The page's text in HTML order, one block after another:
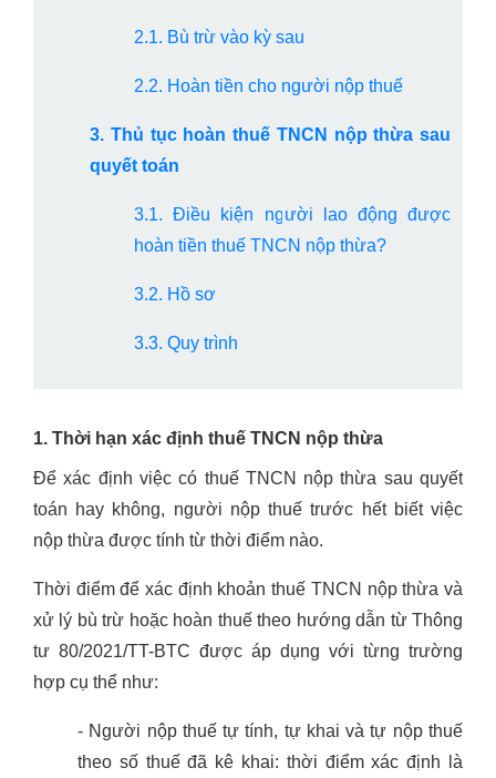
2.1. Bù trừ vào kỳ sau
2.2. Hoàn tiền cho người nộp thuế
3. Thủ tục hoàn thuế TNCN nộp thừa sau
quyết toán
3.1. Điều kiện người lao động được
hoàn tiền thuế TNCN nộp thừa?
3.2. Hồ sơ
3.3. Quy trình
1. Thời hạn xác định thuế TNCN nộp thừa
Để xác định việc có thuế TNCN nộp thừa sau quyết
toán hay không, người nộp thuế trước hết biết việc
nộp thừa được tính từ thời điểm nào.
Thời điểm để xác định khoản thuế TNCN nộp thừa và
xử lý bù trừ hoặc hoàn thuế theo hướng dẫn từ Thông
tư 80/2021/TT-BTC được áp dụng với từng trường
hợp cụ thể như:
- Người nộp thuế tự tính, tự khai và tự nộp thuế
theo số thuế đã kê khai: thời điểm xác định là